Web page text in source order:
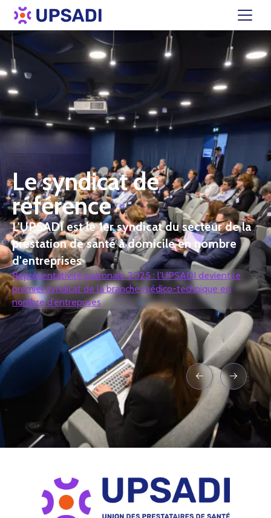
Le syndicat de
référence
L'UPSADI est le 1er syndicat du secteur de la
prestation de santé à domicile en nombre
d'entreprises
Représentativité patronale 2025 : l’UPSADI devient le
premier syndicat de la branche médico-technique en
nombre d’entreprises